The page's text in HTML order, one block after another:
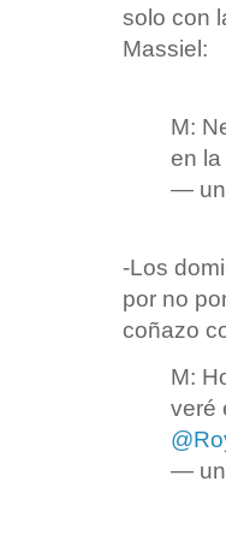
solo con
Massiel:
M:
en la
—
-Los
por no
coñazo
M:
veré
—